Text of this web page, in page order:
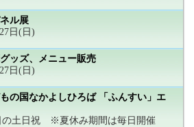
ル展
日(日)
ッズ、メニュー販売
日(日)
の国なかよしひろば 「ふんすい」エ
の土日祝 ※夏休み期間は毎日開催